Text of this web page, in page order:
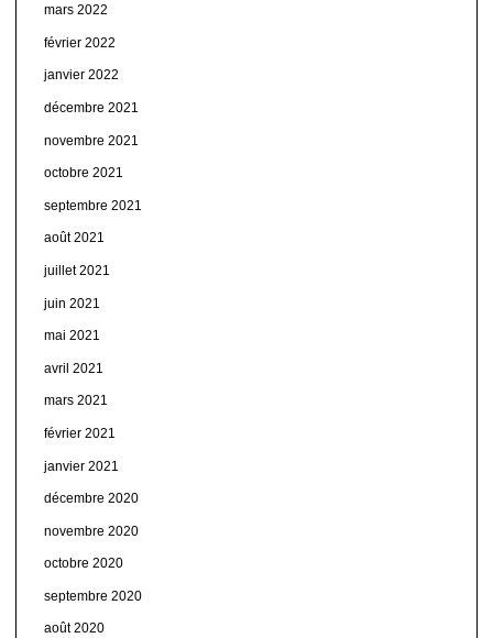
mars 2022
février 2022
janvier 2022
décembre 2021
novembre 2021
octobre 2021
septembre 2021
août 2021
juillet 2021
juin 2021
mai 2021
avril 2021
mars 2021
février 2021
janvier 2021
décembre 2020
novembre 2020
octobre 2020
septembre 2020
août 2020